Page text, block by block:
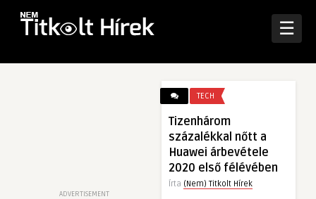
☰
ADVERTISEMENT
TECH
Tizenhárom
százalékkal nőtt a
Huawei árbevétele
2020 első félévében
Írta (Nem) Titkolt Hírek